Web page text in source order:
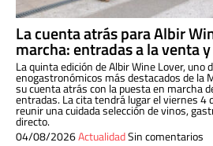
La cuenta atrás para Albir
marcha: entradas a la venta
La quinta edición de Albir Wine Lover, uno
enogastronómicos más destacados de la
su cuenta atrás con la puesta en marcha
entradas. La cita tendrá lugar el viernes 4
reunir una cuidada selección de vinos,
directo.
04/08/2026ActualidadSin comentarios